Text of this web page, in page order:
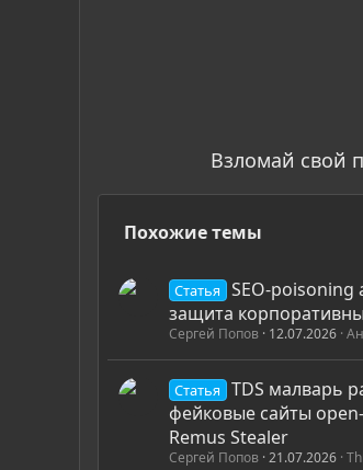
Взломай свой
Похожие темы
Статья
SEO-poisoning
защита
Сергей Попов 12.07.2026
Статья
TDS малварь
фейковые сайты
Remus Stealer
Сергей Попов 21.07.2026